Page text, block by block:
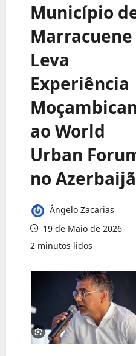
Município
Marracuene
Leva
Experiência
ao World
Urban
no
Ângelo Zacarias
19 de Maio de 2026
2 minutos lidos